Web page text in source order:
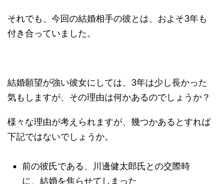
それでも、今回の結婚相手の彼とは、およそ3年も
付き合っていました。
結婚願望が強い彼女にしては、3年は少し長かった
気もしますが、その理由は何かあるのでしょうか？
様々な理由が考えられますが、幾つかあるとすれば
下記ではないでしょうか。
前の彼氏である、
川邊健太郎氏との交際時
に、結婚を焦らせてしまった